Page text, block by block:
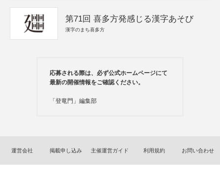
第71回 喜多方発感じる漢字あそび
漢字のまち喜多方
応募される際は、必ず公式ホームページにて
最新の開催情報をご確認ください。
「登竜門」編集部
運営会社 掲載申し込み 主催運営ガイド 利用規約 お問い合わせ